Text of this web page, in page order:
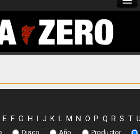
E F G H I J K L M N O P Q R S T
Disco Año Productor